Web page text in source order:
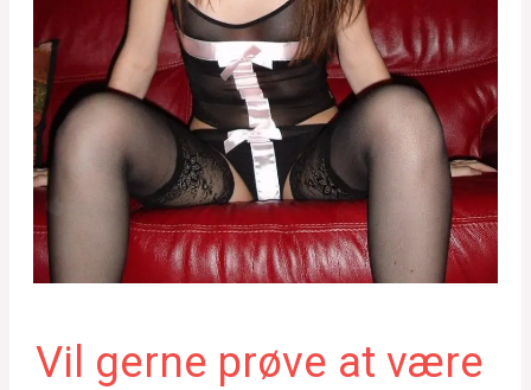
Vil gerne prøve at være